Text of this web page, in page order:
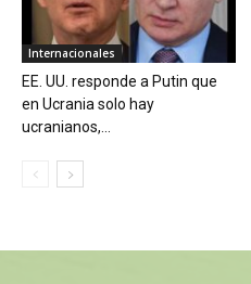
Internacionales
EE. UU. responde a Putin que
en Ucrania solo hay
ucranianos,...